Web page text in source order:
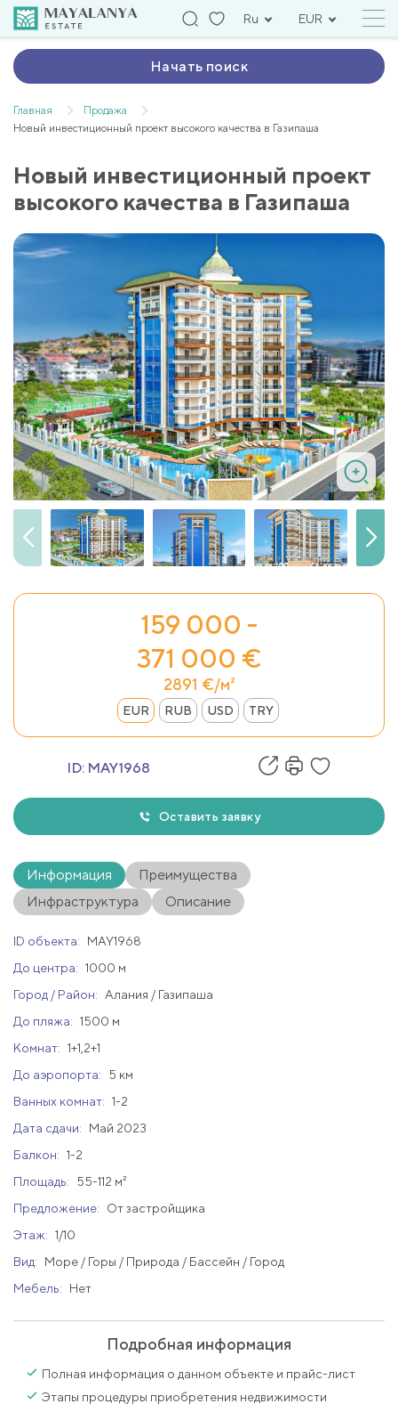
Ru EUR
Начать поиск
Главная
Продажа
Новый инвестиционный проект высокого качества в Газипаша
Новый инвестиционный проект
высокого качества в Газипаша
159 000 -
371 000 €
2891 €/м²
EUR RUB USD TRY
ID: MAY1968
Оставить заявку
Информация
Преимущества
Инфраструктура
Описание
ID объекта:
MAY1968
До центра: 1000 м
Город / Район:
Алания / Газипаша
До пляжа: 1500 м
Комнат: 1+1,2+1
До аэропорта:
5 км
Ванных комнат: 1-2
Дата сдачи:
Май 2023
Балкон: 1-2
Площадь:
55-112 м²
Предложение:
От застройщика
Этаж: 1/10
Вид:
Море / Горы / Природа / Бассейн / Город
Мебель:
Нет
Подробная информация
Полная информация о данном объекте и прайс-лист
Этапы процедуры приобретения недвижимости